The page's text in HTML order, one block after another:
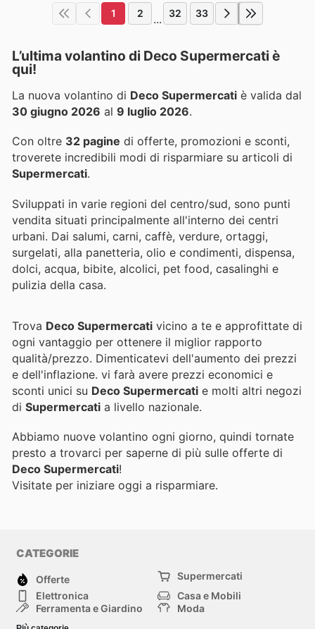
1 2 ... 32 33
L’ultima volantino di Deco Supermercati è
qui!
La nuova volantino di Deco Supermercati è valida dal
30 giugno 2026 al 9 luglio 2026.
Con oltre 32 pagine di offerte, promozioni e sconti,
troverete incredibili modi di risparmiare su articoli di
Supermercati.
Sviluppati in varie regioni del centro/sud, sono punti
vendita situati principalmente all'interno dei centri
urbani. Dai salumi, carni, caffè, verdure, ortaggi,
surgelati, alla panetteria, olio e condimenti, dispensa,
dolci, acqua, bibite, alcolici, pet food, casalinghi e
pulizia della casa.
Trova Deco Supermercati vicino a te e approfittate di
ogni vantaggio per ottenere il miglior rapporto
qualità/prezzo. Dimenticatevi dell'aumento dei prezzi
e dell'inflazione. vi farà avere prezzi economici e
sconti unici su Deco Supermercati e molti altri negozi
di Supermercati a livello nazionale.
Abbiamo nuove volantino ogni giorno, quindi tornate
presto a trovarci per saperne di più sulle offerte di
Deco Supermercati!
Visitate per iniziare oggi a risparmiare.
CATEGORIE
Offerte
Supermercati
Elettronica
Casa e Mobili
Ferramenta e Giardino
Moda